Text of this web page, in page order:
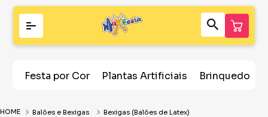
Festa por Cor Plantas Artificiais Brinquedos
Balões e Bexigas Bexigas (Balões de Latex)